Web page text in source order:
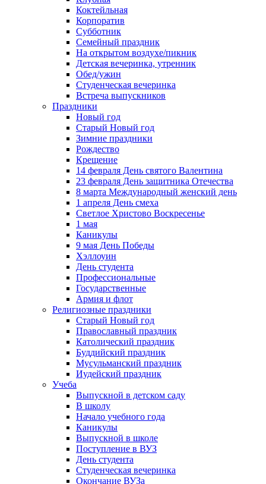
Коктейльная
Корпоратив
Субботник
Семейный праздник
На открытом воздухе/пикник
Детская вечеринка, утренник
Обед/ужин
Студенческая вечеринка
Встреча выпускников
Праздники
Новый год
Старый Новый год
Зимние праздники
Рождество
Крещение
14 февраля День святого Валентина
23 февраля День защитника Отечества
8 марта Международный женский день
1 апреля День смеха
Светлое Христово Воскресенье
1 мая
Каникулы
9 мая День Победы
Хэллоуин
День студента
Профессиональные
Государственные
Армия и флот
Религиозные праздники
Старый Новый год
Православный праздник
Католический праздник
Буддийский праздник
Мусульманский праздник
Иудейский праздник
Учеба
Выпускной в детском саду
В школу
Начало учебного года
Каникулы
Выпускной в школе
Поступление в ВУЗ
День студента
Студенческая вечеринка
Окончание ВУЗа